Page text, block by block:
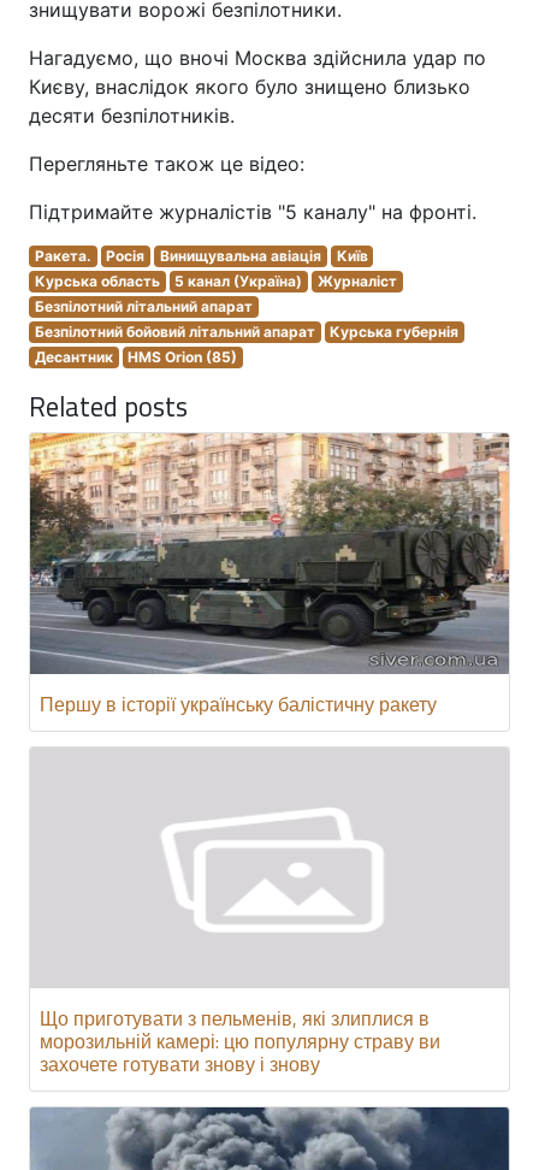
знищувати ворожі безпілотники.
Нагадуємо, що вночі Москва здійснила удар по
Києву, внаслідок якого було знищено близько
десяти безпілотників.
Перегляньте також це відео:
Підтримайте журналістів "5 каналу" на фронті.
Ракета. Росія Винищувальна авіація
Київ
Курська область
5 канал (Україна)
Журналіст
Безпілотний літальний апарат
Безпілотний бойовий літальний апарат
Курська губернія
Десантник
HMS Orion (85)
Related posts
Першу в історії українську балістичну ракету
Що приготувати з пельменів, які злиплися в
морозильній камері: цю популярну страву ви
захочете готувати знову і знову